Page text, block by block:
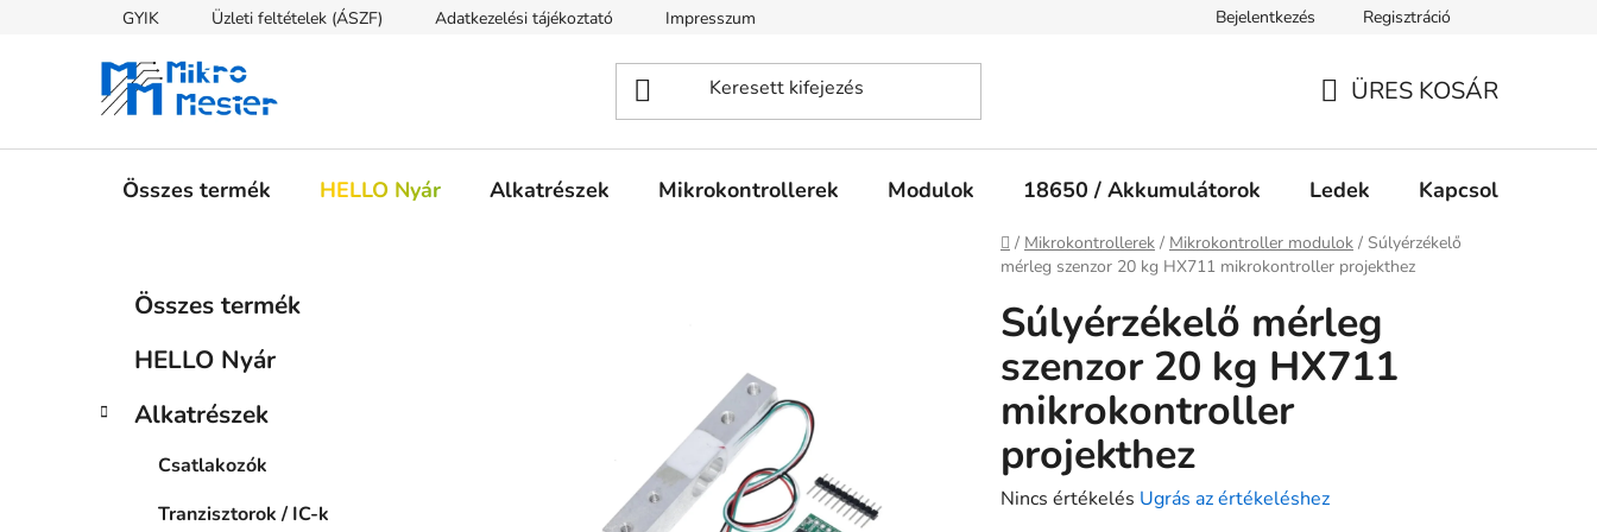
tartalomhoz
GYIK Üzleti feltételek (ÁSZF) Adatkezelési tájékoztató Impresszum Süti tájékoztató
Bejelentkezés Regisztráció
ÜRES KOSÁR
Összes termék HELLO Nyár Alkatrészek Mikrokontrollerek Modulok 18650 / Akkumulátorok Ledek Kapcsolók
Kezdőlap
/ Mikrokontrollerek / Mikrokontroller modulok / Súlyérzékelő
mérleg szenzor 20 kg HX711 mikrokontroller projekthez
l
Kategóriák
átugrása
ó
Összes termék
HELLO Nyár
Alkatrészek
Csatlakozók
Tranzisztorok / IC-k
Súlyérzékelő mérleg
szenzor 20 kg HX711
mikrokontroller
projekthez
A
Nincs értékelés Ugrás az értékeléshez